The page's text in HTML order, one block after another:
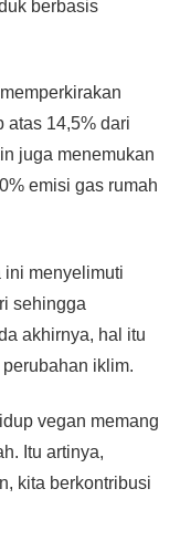
berbasis
atas 14,5% dari
juga menemukan
emisi gas rumah
ini menyelimuti
sehingga
akhirnya, hal itu
iklim.
vegan memang
Itu artinya,
kita berkontribusi